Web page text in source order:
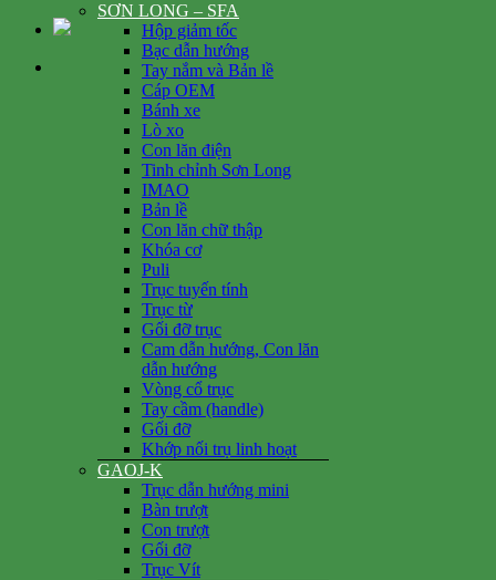
SƠN LONG – SFA
Hộp giảm tốc
Bạc dẫn hướng
Tay nắm và Bản lề
Cáp OEM
Bánh xe
Lò xo
Con lăn điện
Tinh chỉnh Sơn Long
IMAO
Bản lề
Con lăn chữ thập
Khóa cơ
Puli
Trục tuyến tính
Trục từ
Gối đỡ trục
Cam dẫn hướng, Con lăn
dẫn hướng
Vòng cổ trục
Tay cầm (handle)
Gối đỡ
Khớp nối trụ linh hoạt
GAOJ-K
Trục dẫn hướng mini
Bàn trượt
Con trượt
Gối đỡ
Trục Vít